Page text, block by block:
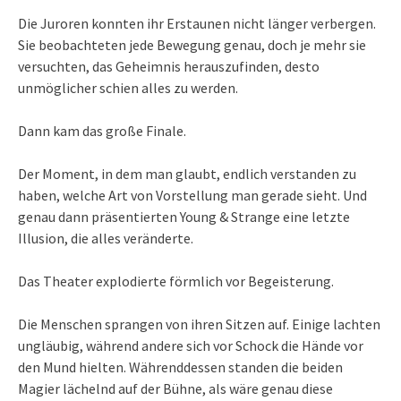
Die Juroren konnten ihr Erstaunen nicht länger verbergen.
Sie beobachteten jede Bewegung genau, doch je mehr sie
versuchten, das Geheimnis herauszufinden, desto
unmöglicher schien alles zu werden.
Dann kam das große Finale.
Der Moment, in dem man glaubt, endlich verstanden zu
haben, welche Art von Vorstellung man gerade sieht. Und
genau dann präsentierten Young & Strange eine letzte
Illusion, die alles veränderte.
Das Theater explodierte förmlich vor Begeisterung.
Die Menschen sprangen von ihren Sitzen auf. Einige lachten
ungläubig, während andere sich vor Schock die Hände vor
den Mund hielten. Währenddessen standen die beiden
Magier lächelnd auf der Bühne, als wäre genau diese